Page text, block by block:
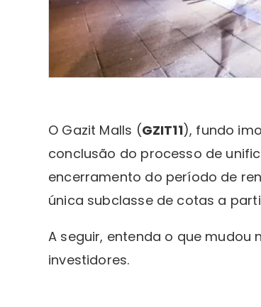
O Gazit Malls (GZIT11), fundo
conclusão do processo de
encerramento do período de
única subclasse de cotas a
A seguir, entenda o que
investidores.